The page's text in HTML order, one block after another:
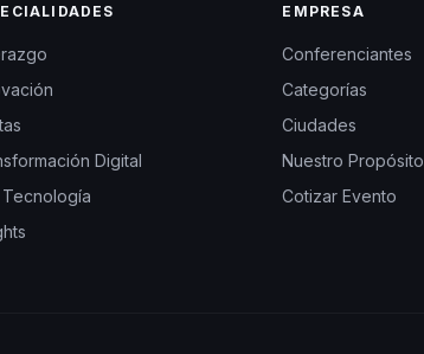
Digital
Tecnología
EMPRESA
Conferenciantes
Categorías
Ciudades
Nuestro Propósito
Cotizar Evento